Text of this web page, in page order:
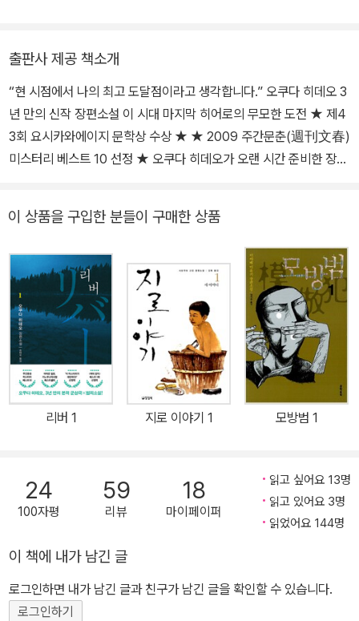
요시카와 에이지 문학상을 수상한 《올림픽의 몸값》 등과 함께, 《남쪽
이 있다.
출판사 제공 책소개
“현 시점에서 나의 최고 도달점이라고 생각합니다.” 오쿠다 히데오 3
년 만의 신작 장편소설 이 시대 마지막 히어로의 무모한 도전 ★ 제4
3회 요시카와에이지 문학상 수상 ★ ★ 2009 주간문춘(週刊文春)
미스터리 베스트 10 선정 ★ 오쿠다 히데오가 오랜 시간 준비한 장편
해도 좋을 만큼, 우리가 알고 있는 그의 장점들과 그동안 보지 못했던
새로운 개성을 모두 느낄 수 있는 걸작이다. 이야기는 방화로 인한 폭
발사고에서부터 시작된다. 대담무쌍하게 경시청에 협박장까지 보내
는 방화범의 요구는 당돌하다. 올림픽을 무사히 치르고 싶으면 몸값
을 지불하라는 것. 경찰은 외부에는 철저하게 비밀에 부친 채 수사를
진행하지만, 범인은 잡히지 않고 방화는 계속된다. 그렇게 점점 올림
픽 개회식 날짜는 다가온다. 《올림픽의 몸값》이 특히 눈에 띄는 것은
오쿠다 히데오의 첫 번째 본격 서스펜스 작품이라는 점이다. 캐릭터
보다는 철저히 이야기의 힘으로 총 56장에 달하는 거대한 서스펜스
세계가 움직인다. 하지만 이는 단순한 사건의 나열을 의미하지는 않
을 바탕으로 한 리얼리티와 섬세한 묘사로 놀라운 흡인력을 발휘한
다. 뿐만 아니라, 이 작품에는 전혀 다른 부류의 세 중심인물을 통해
개인과 사회의 관계, 사회의 역할 등에 대한 메시지가 담겨 있다. 오쿠
꾼임을 증명하고 있다. 세 시선, 두 시간, 한 이야기 《올림픽의 몸값》
은 각 장마다 중심인물을 달리한다. 자란 환경과 처해 있는 상황, 앞으
로의 행동거지까지 판이하게 다른 세 명의 중심인물이 각기 다른 시
이 상품을 구입한 분들이 구매한 상품
리버 1 지로 이야기 1 모방범 1
24
100자평
59
리뷰
18
마이페이퍼
읽고 싶어요 13명
읽고 있어요 3명
읽었어요 144명
이 책에 내가 남긴 글
로그인하면 내가 남긴 글과 친구가 남긴 글을 확인할 수 있습니다.
로그인하기